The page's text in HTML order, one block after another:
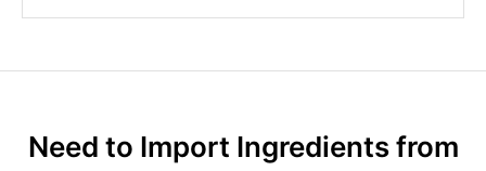
Need to Import Ingredients from